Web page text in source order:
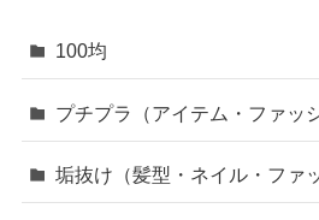
100均
プチプラ（アイテム・ファッ
垢抜け（髪型・ネイル・ファ